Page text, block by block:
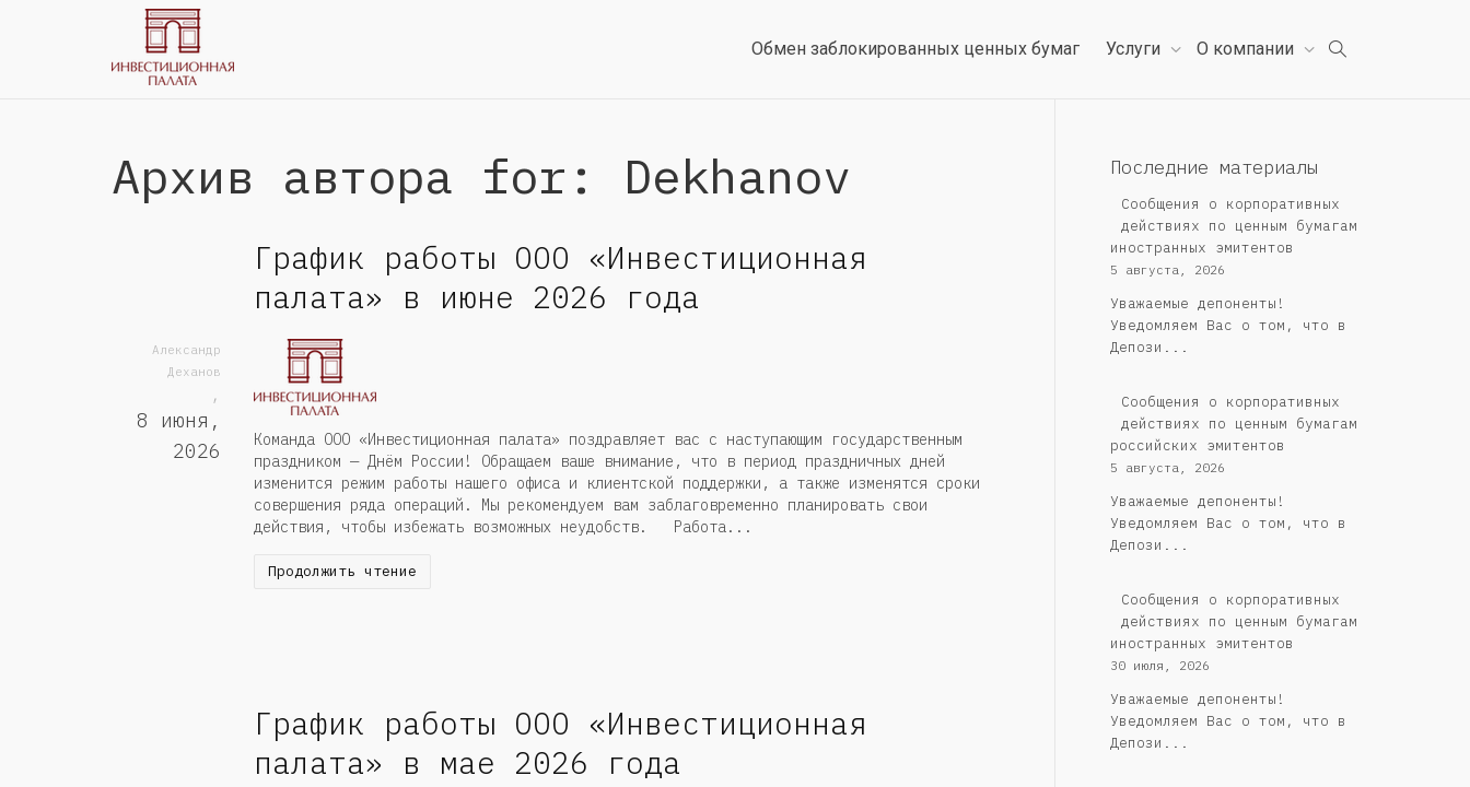
Обмен заблокированных ценных бумаг Услуги О компании
Архив автора for: Dekhanov
График работы ООО «Инвестиционная
палата» в июне 2026 года
Александр
Деханов
,
8 июня,
2026
Команда ООО «Инвестиционная палата» поздравляет вас с наступающим государственным
праздником — Днём России! Обращаем ваше внимание, что в период праздничных дней
изменится режим работы нашего офиса и клиентской поддержки, а также изменятся сроки
совершения ряда операций. Мы рекомендуем вам заблаговременно планировать свои
действия, чтобы избежать возможных неудобств. Работа...
Продолжить чтение
График работы ООО «Инвестиционная
палата» в мае 2026 года
Последние материалы
Сообщения о корпоративных
действиях по ценным бумагам
иностранных эмитентов
5 августа, 2026
Уважаемые депоненты!
Уведомляем Вас о том, что в
Депози...
Cообщения о корпоративных
действиях по ценным бумагам
российских эмитентов
5 августа, 2026
Уважаемые депоненты!
Уведомляем Вас о том, что в
Депози...
Сообщения о корпоративных
действиях по ценным бумагам
иностранных эмитентов
30 июля, 2026
Уважаемые депоненты!
Уведомляем Вас о том, что в
Депози...